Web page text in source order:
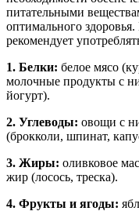
питательными
оптимального
рекомендует
1. Белки: белое мясо
молочные продукты с
йогурт).
2. Углеводы: овощи с
(брокколи, шпинат,
3. Жиры: оливковое
жир (лосось, треска).
4. Фрукты и ягоды: